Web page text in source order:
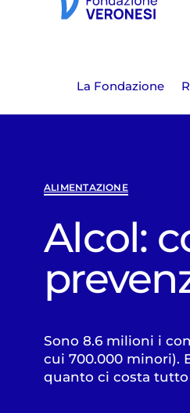
La Fondazione
ALIMENTAZIONE
Alcol:
Sono 8.6 milioni i
cui 700.000 minori).
quanto ci costa